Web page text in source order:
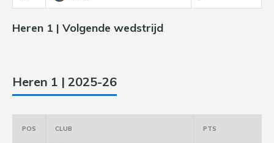
Heren 1 | Volgende wedstrijd
Heren 1 | 2025-26
POS CLUB PTS